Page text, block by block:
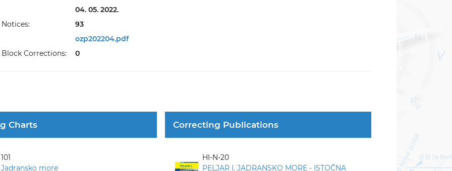
04. 05. 2022.
93
ozp202204.pdf
Corrections:
0
Charts
101
Jadransko more
Correcting Publications
HI-N-20
PELJAR I. JADRANSKO MORE - ISTOČNA